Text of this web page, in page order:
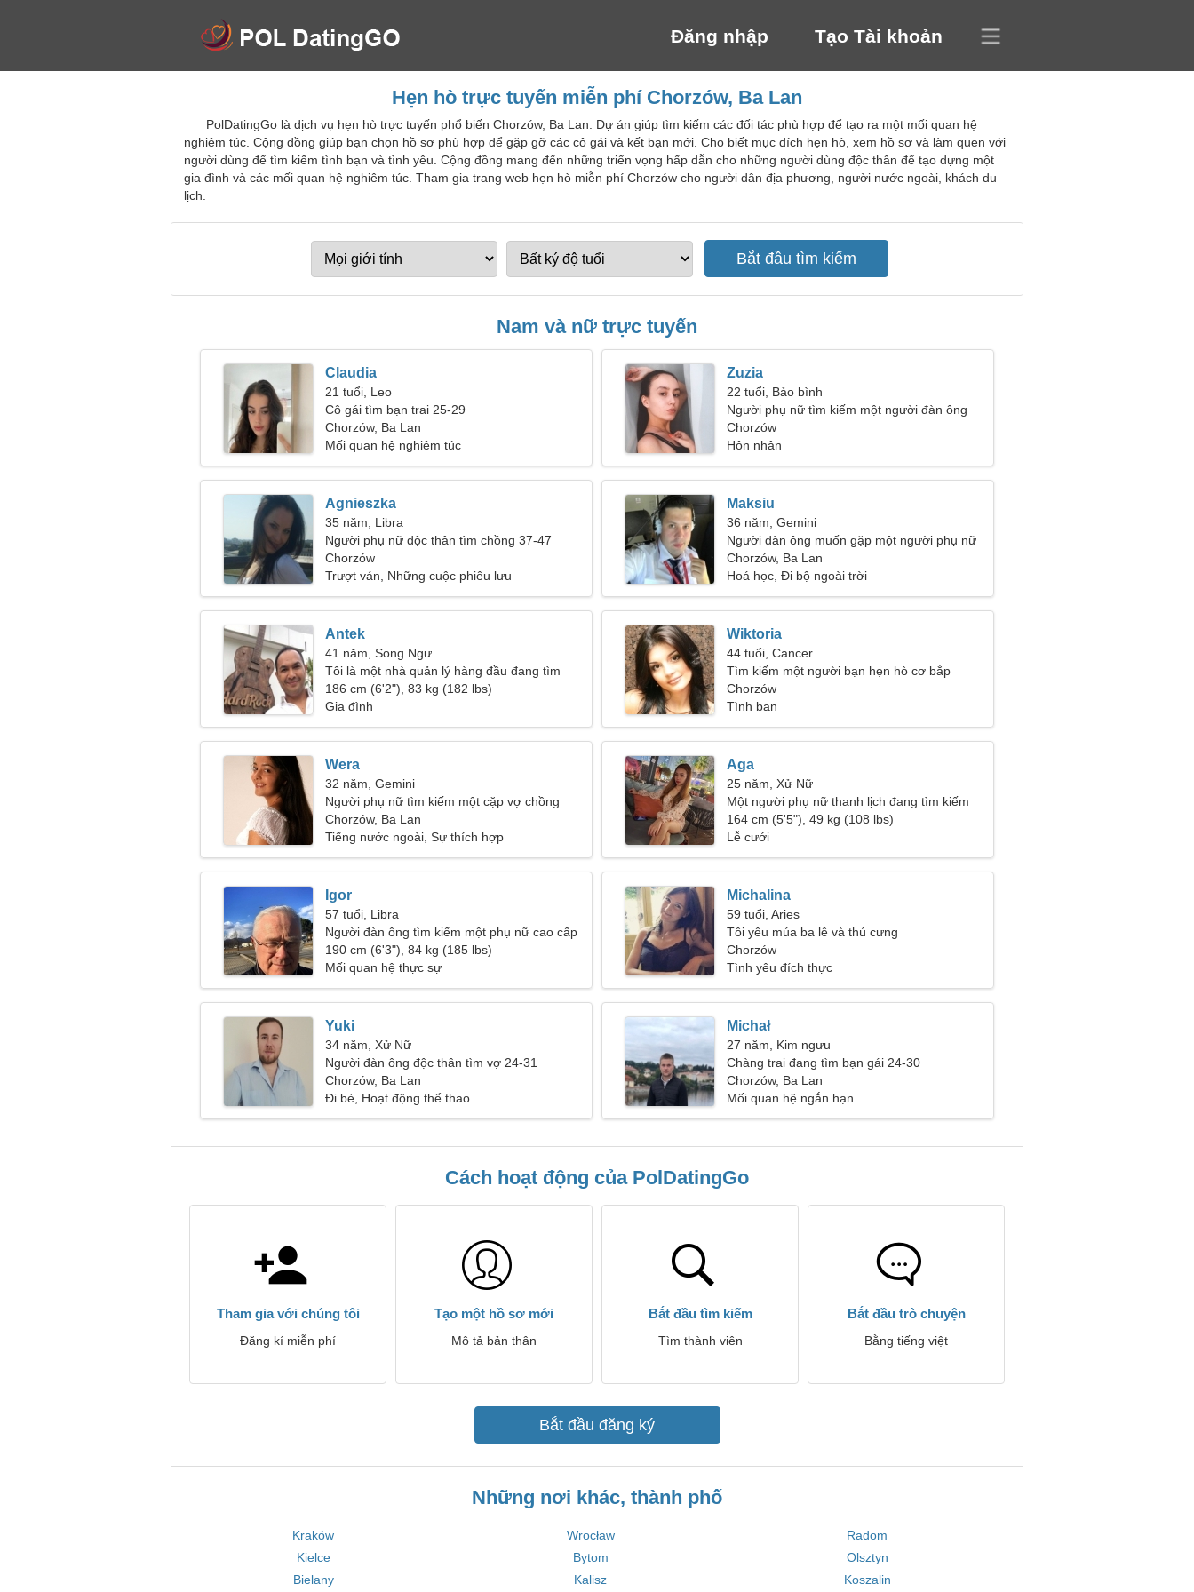
Đăng nhập Tạo Tài khoản
Hẹn hò trực tuyến miễn phí Chorzów, Ba Lan
PolDatingGo là dịch vụ hẹn hò trực tuyến phổ biến Chorzów, Ba Lan. Dự án giúp tìm kiếm các đối tác phù hợp để tạo ra một mối quan hệ
nghiêm túc. Cộng đồng giúp bạn chọn hồ sơ phù hợp để gặp gỡ các cô gái và kết bạn mới. Cho biết mục đích hẹn hò, xem hồ sơ và làm quen với
người dùng để tìm kiếm tình bạn và tình yêu. Cộng đồng mang đến những triển vọng hấp dẫn cho những người dùng độc thân để tạo dựng một
gia đình và các mối quan hệ nghiêm túc. Tham gia trang web hẹn hò miễn phí Chorzów cho người dân địa phương, người nước ngoài, khách du
lịch.
Nam và nữ trực tuyến
Claudia
21 tuổi, Leo
Cô gái tìm bạn trai 25-29
Chorzów, Ba Lan
Mối quan hệ nghiêm túc
Zuzia
22 tuổi, Bảo bình
Người phụ nữ tìm kiếm một người đàn ông
26-34
Chorzów
Hôn nhân
Agnieszka
35 năm, Libra
Người phụ nữ độc thân tìm chồng 37-47
Chorzów
Trượt ván, Những cuộc phiêu lưu
Maksiu
36 năm, Gemini
Người đàn ông muốn gặp một người phụ nữ
Chorzów, Ba Lan
Hoá học, Đi bộ ngoài trời
Antek
41 năm, Song Ngư
Tôi là một nhà quản lý hàng đầu đang tìm
kiếm một phụ nữ mảnh mai
186 cm (6'2"), 83 kg (182 lbs)
Gia đình
Wiktoria
44 tuổi, Cancer
Tìm kiếm một người bạn hẹn hò cơ bắp
Chorzów
Tình bạn
Wera
32 năm, Gemini
Người phụ nữ tìm kiếm một cặp vợ chồng
Chorzów, Ba Lan
Tiếng nước ngoài, Sự thích hợp
Aga
25 năm, Xử Nữ
Một người phụ nữ thanh lịch đang tìm kiếm
một mối quan hệ
164 cm (5'5"), 49 kg (108 lbs)
Lễ cưới
Igor
57 tuổi, Libra
Người đàn ông tìm kiếm một phụ nữ cao cấp
46-54
190 cm (6'3"), 84 kg (185 lbs)
Mối quan hệ thực sự
Michalina
59 tuổi, Aries
Tôi yêu múa ba lê và thú cưng
Chorzów
Tình yêu đích thực
Yuki
34 năm, Xử Nữ
Người đàn ông độc thân tìm vợ 24-31
Chorzów, Ba Lan
Đi bè, Hoạt động thể thao
Michał
27 năm, Kim ngưu
Chàng trai đang tìm bạn gái 24-30
Chorzów, Ba Lan
Mối quan hệ ngắn hạn
Cách hoạt động của PolDatingGo
Tham gia với chúng tôi
Đăng kí miễn phí
Tạo một hồ sơ mới
Mô tả bản thân
Bắt đầu tìm kiếm
Tìm thành viên
Bắt đầu trò chuyện
Bằng tiếng việt
Bắt đầu đăng ký
Những nơi khác, thành phố
Kraków Wrocław
Radom
Kielce
Bytom
Olsztyn
Bielany
Kalisz Koszalin